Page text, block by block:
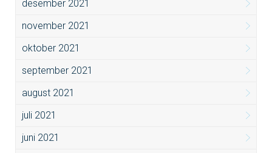
desember 2021
november 2021
oktober 2021
september 2021
august 2021
juli 2021
juni 2021